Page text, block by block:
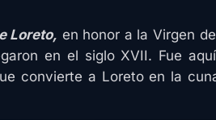
Loreto, en honor a la Virgen
en el siglo XVII. Fue
convierte a Loreto en la